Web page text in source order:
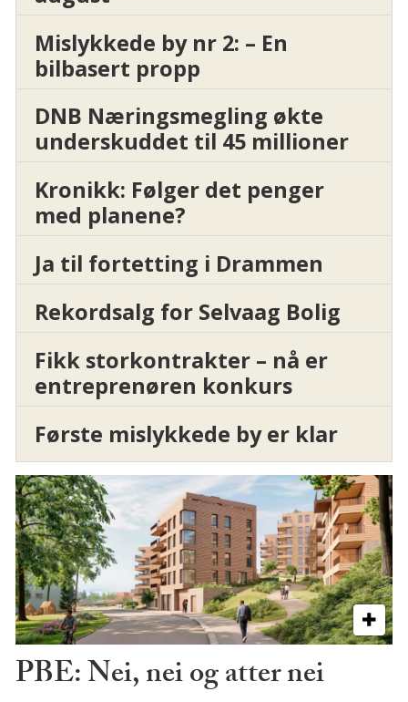
Mislykkede by nr 2: – En
bilbasert propp
DNB Næringsmegling økte
underskuddet til 45 millioner
Kronikk: Følger det penger
med planene?
Ja til fortetting i Drammen
Rekordsalg for Selvaag Bolig
Fikk storkontrakter – nå er
entreprenøren konkurs
Første mislykkede by er klar
PBE: Nei, nei og atter nei